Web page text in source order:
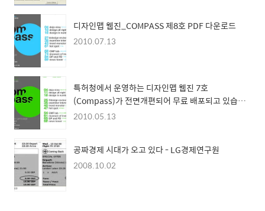
디자인맵 웹진_COMPASS 제8호 PDF 다운로드
2010.07.13
특허청에서 운영하는 디자인맵 웹진 7호
(Compass)가 전면개편되어 무료 배포되고 있습니
다.
2010.05.13
공짜경제 시대가 오고 있다 - LG경제연구원
2008.10.02